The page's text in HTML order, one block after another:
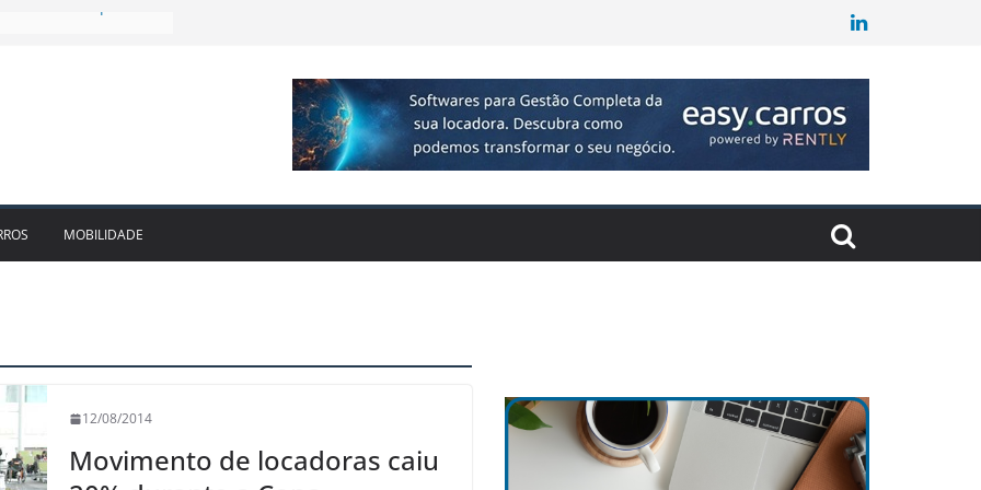
leva Localiza
novo modelo de
e fragilidades da
MOBILIDADE
12/08/2014
Movimento de locadoras caiu